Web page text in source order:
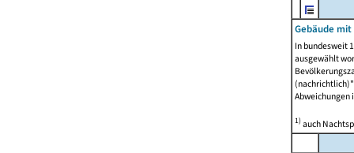
Gebäude
In bundesweit
ausgewählt
Abweichungen
1)auch